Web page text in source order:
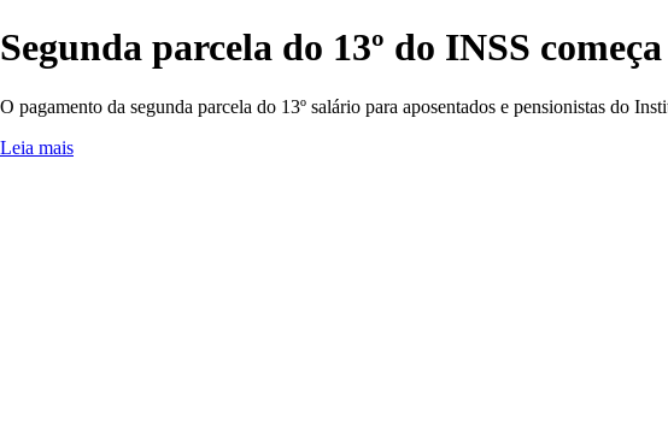
Segunda parcela do 13º do INSS
O pagamento da segunda parcela do 13º salário para aposentados e pensionistas do
Leia mais